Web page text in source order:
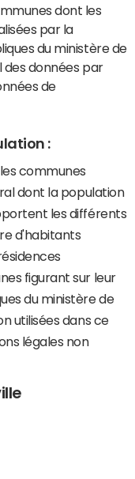
dont les
par la
du ministère de
des données par
de
:
communes
dont la population
les différents
d'habitants
figurant sur leur
du ministère de
utilisées dans ce
légales non